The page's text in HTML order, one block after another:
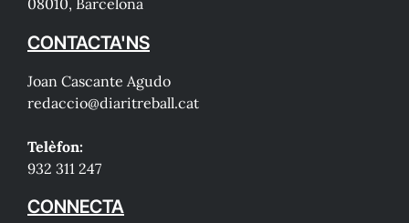
CONTACTA'NS
Joan Cascante Agudo
redaccio@diaritreball.cat
Telèfon:
932 311 247
CONNECTA